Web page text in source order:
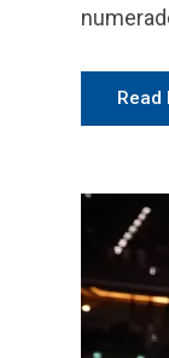
Read